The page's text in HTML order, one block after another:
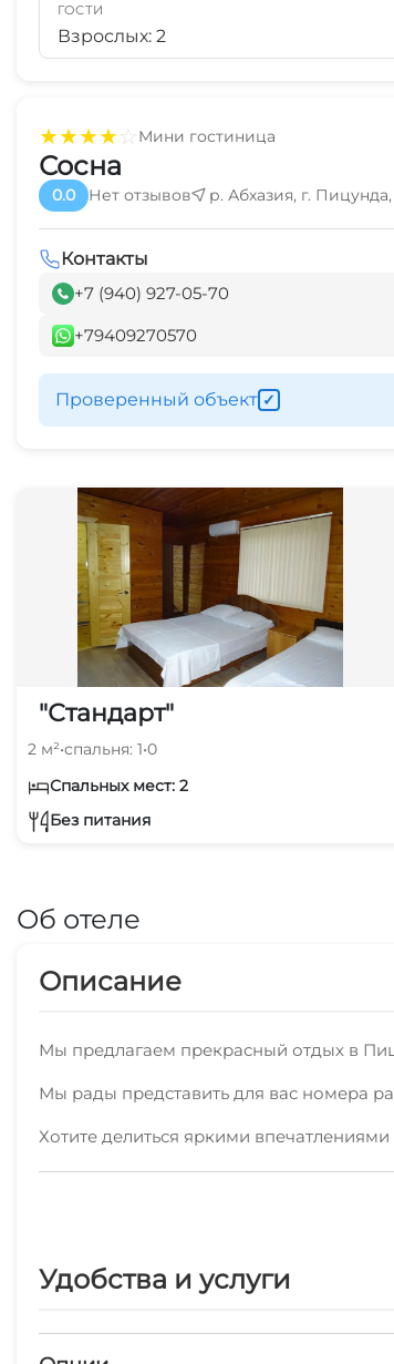
★★★★☆Мини гостиница
Сосна
0.0 Нет отзывов р. Абхазия, г. Пицунда,
Контакты
+7 (940) 927-05-70
+79409270570
Проверенный объект ✓
"Стандарт"
2 м²•спальня: 1•0
Спальных мест: 2
Без питания
Об отеле
Описание
Мы предлагаем прекрасный отдых в
Мы рады представить для вас номера
Хотите делиться яркими
Можете не беспокоиться за ваш
В пешей доступности пляж песчаный,
чтобы ваш отдых в Пицунде был
На территории нашего объекта
Удобства и услуги
ГОСТИ
Взрослых: 2